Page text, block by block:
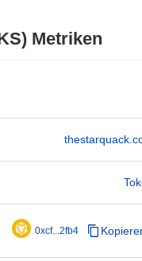
Metriken
0xcf...2fb4